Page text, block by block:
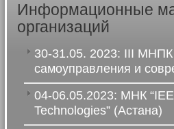
Информационные
организаций
30-31.05. 2023: III МНПК
самоуправления и
04-06.05.2023: МНК
Technologies” (Астана)